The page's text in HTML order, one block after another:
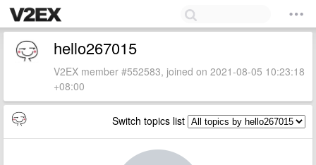
hello267015
V2EX member #552583, joined on 2021-08-05 10:23:18
+08:00
Switch topics list